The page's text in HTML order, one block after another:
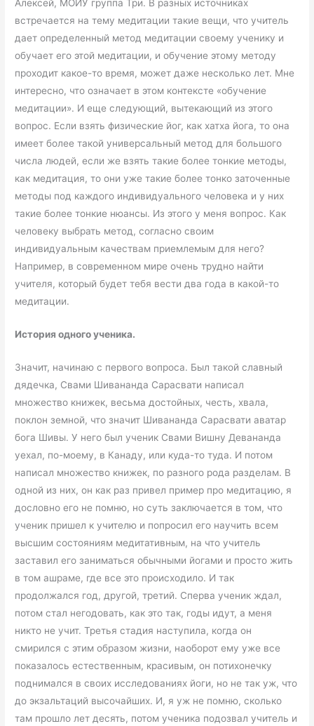
Алексей, МОЙУ группа Три. В разных источниках
встречается на тему медитации такие вещи, что учитель
дает определенный метод медитации своему ученику и
обучает его этой медитации, и обучение этому методу
проходит какое-то время, может даже несколько лет. Мне
интересно, что означает в этом контексте «обучение
медитации». И еще следующий, вытекающий из этого
вопрос. Если взять физические йог, как хатха йога, то она
имеет более такой универсальный метод для большого
числа людей, если же взять такие более тонкие методы,
как медитация, то они уже такие более тонко заточенные
методы под каждого индивидуального человека и у них
такие более тонкие нюансы. Из этого у меня вопрос. Как
человеку выбрать метод, согласно своим
индивидуальным качествам приемлемым для него?
Например, в современном мире очень трудно найти
учителя, который будет тебя вести два года в какой-то
медитации.
История одного ученика.
Значит, начинаю с первого вопроса. Был такой славный
дядечка, Свами Шивананда Сарасвати написал
множество книжек, весьма достойных, честь, хвала,
поклон земной, что значит Шивананда Сарасвати аватар
бога Шивы. У него был ученик Свами Вишну Девананда
уехал, по-моему, в Канаду, или куда-то туда. И потом
написал множество книжек, по разного рода разделам. В
одной из них, он как раз привел пример про медитацию, я
дословно его не помню, но суть заключается в том, что
ученик пришел к учителю и попросил его научить всем
высшим состояниям медитативным, на что учитель
заставил его заниматься обычными йогами и просто жить
в том ашраме, где все это происходило. И так
продолжался год, другой, третий. Сперва ученик ждал,
потом стал негодовать, как это так, годы идут, а меня
никто не учит. Третья стадия наступила, когда он
смирился с этим образом жизни, наоборот ему уже все
показалось естественным, красивым, он потихонечку
поднимался в своих исследованиях йоги, но не так уж, что
до экзальтаций высочайших. И, я уж не помню, сколько
там прошло лет десять, потом ученика подозвал учитель и